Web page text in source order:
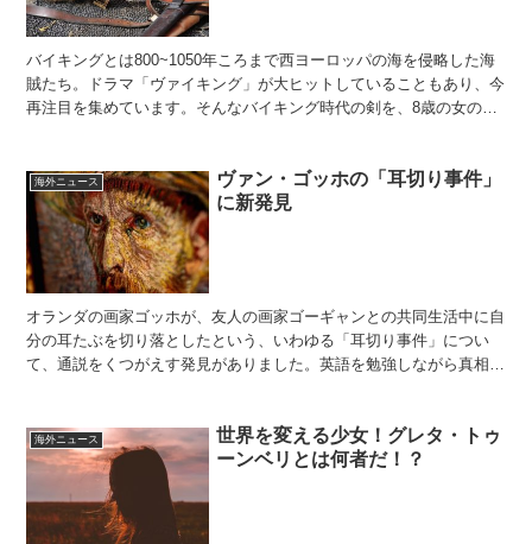
バイキングとは800~1050年ころまで西ヨーロッパの海を侵略した海
賊たち。ドラマ「ヴァイキング」が大ヒットしていることもあり、今
再注目を集めています。そんなバイキング時代の剣を、8歳の女の子
海外ニュース
ヴァン・ゴッホの「耳切り事件」
に新発見
オランダの画家ゴッホが、友人の画家ゴーギャンとの共同生活中に自
分の耳たぶを切り落としたという、いわゆる「耳切り事件」につい
て、通説をくつがえす発見がありました。英語を勉強しながら真相を
海外ニュース
世界を変える少女！グレタ・トゥ
ーンベリとは何者だ！？